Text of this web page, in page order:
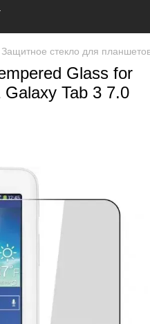
Защитное стекло для
Glass for
Galaxy Tab 3 7.0